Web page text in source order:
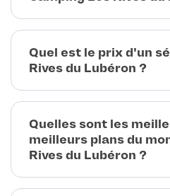
Quel est le prix d'un
Rives du Lubéron ?
Quelles sont les
meilleurs plans du
Rives du Lubéron ?